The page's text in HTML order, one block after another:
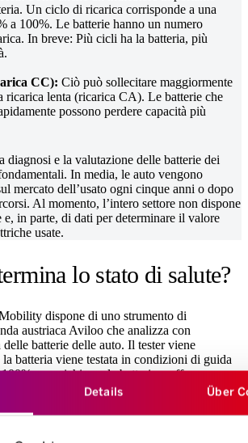
Details Über
Un ciclo di ricarica corrisponde a una
a 100%. Le batterie hanno un numero
In breve: Più cicli ha la batteria, più
CC): Ciò può sollecitare maggiormente
ricarica lenta (ricarica CA). Le batterie che
possono perdere capacità più
e la valutazione delle batterie dei
In media, le auto vengono
mercato dell’usato ogni cinque anni o dopo
Al momento, l’intero settore non dispone
e, in parte, di dati per determinare il valore
usate.
lo stato di salute?
dispone di uno strumento di
austriaca Aviloo che analizza con
batterie delle auto. Il tester viene
batteria viene testata in condizioni di guida
e scarichiamo la batteria», afferma
quantità di energia elettrica prelevata. Questa
con i dati del costruttore e così otteniamo
Importante: La valutazione dello stato